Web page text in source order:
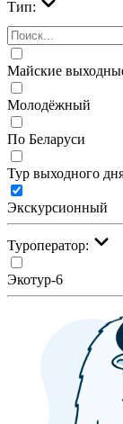
Тип:
Майские
Молодёжный
По Беларуси
Тур выходного
Экскурсионный
Туроператор:
Экотур-6